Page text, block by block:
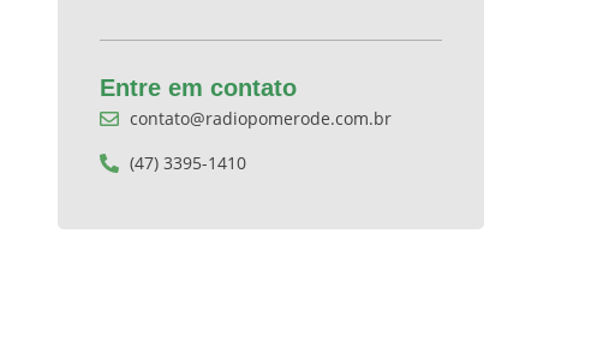
Entre em contato
contato@radiopomerode.com.br
(47) 3395-1410